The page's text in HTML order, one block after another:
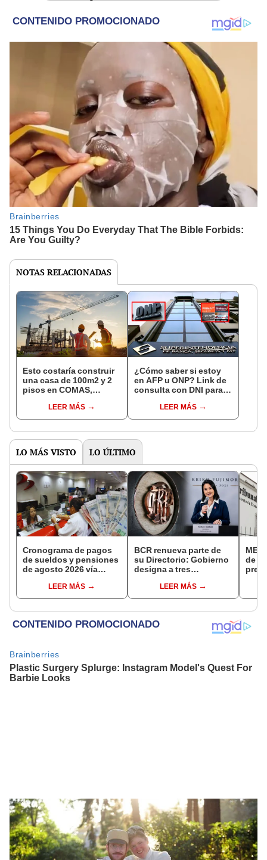
NOTAS RELACIONADAS
Esto costaría construir
una casa de 100m2 y 2
pisos en COMAS,
distritos de LIMA
NORTE
LEER MÁS
¿Cómo saber si estoy
en AFP u ONP? Link de
consulta con DNI para
pensiones estás
LEER MÁS
LO MÁS VISTO LO ÚLTIMO
Cronograma de pagos
de sueldos y pensiones
de agosto 2026 vía
conoce las fechas de
depósito
LEER MÁS
BCR renueva parte de
su Directorio: Gobierno
designa a tres
EjecutivoLEER MÁS
MEF
de la